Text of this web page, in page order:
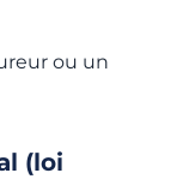
ou un
(loi